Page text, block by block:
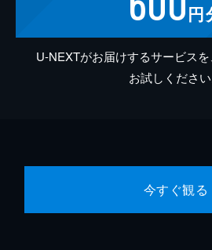
円
U-NEXTがお届けするサービス
お試しください
今すぐ観る